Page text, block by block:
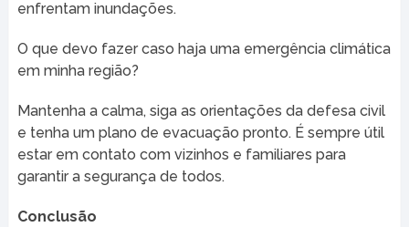
enfrentam inundações.
O que devo fazer caso haja uma emergência climática
em minha região?
Mantenha a calma, siga as orientações da defesa civil
e tenha um plano de evacuação pronto. É sempre útil
estar em contato com vizinhos e familiares para
garantir a segurança de todos.
Conclusão